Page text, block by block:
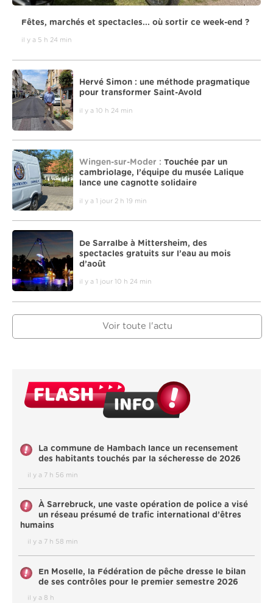
Fêtes, marchés et spectacles... où sortir ce week-end ?
il y a 5 h 24 min
Hervé Simon : une méthode pragmatique
pour transformer Saint-Avold
il y a 10 h 24 min
Wingen-sur-Moder : Touchée par un
cambriolage, l’équipe du musée Lalique
lance une cagnotte solidaire
il y a 1 jour 2 h 19 min
De Sarralbe à Mittersheim, des
spectacles gratuits sur l’eau au mois
d’août
il y a 1 jour 10 h 24 min
Voir toute l'actu
La commune de Hambach lance un recensement
des habitants touchés par la sécheresse de 2026
il y a 7 h 56 min
À Sarrebruck, une vaste opération de police a visé
un réseau présumé de trafic international d’êtres
humains
il y a 7 h 58 min
En Moselle, la Fédération de pêche dresse le bilan
de ses contrôles pour le premier semestre 2026
il y a 8 h